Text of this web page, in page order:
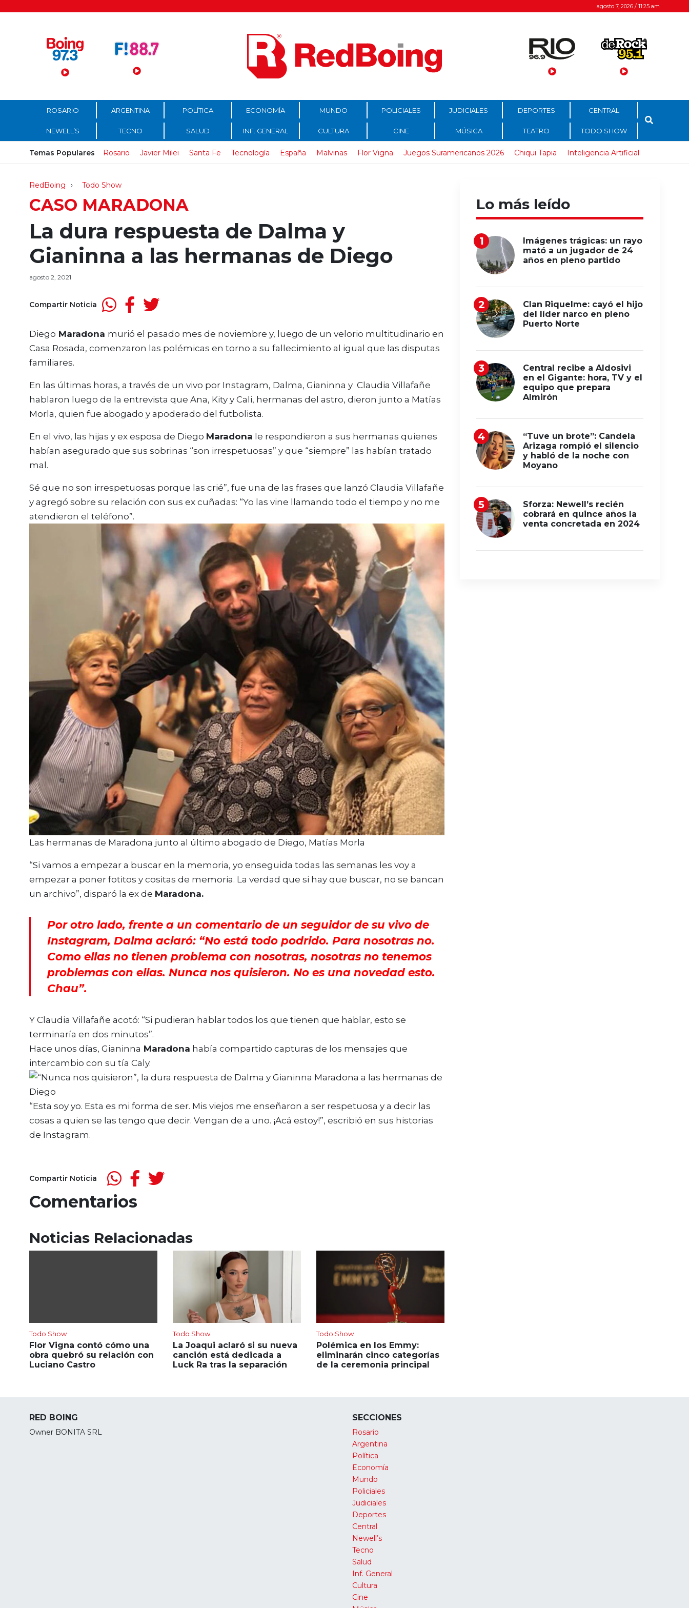
Menú Principal agosto 7, 2026 / 11:25 am
ROSARIO ARGENTINA POLÍTICA ECONOMÍA MUNDO POLICIALES JUDICIALES DEPORTES CENTRAL
NEWELL’S TECNO SALUD INF. GENERAL CULTURA CINE MÚSICA TEATRO TODO SHOW
Temas Populares Rosario Javier Milei Santa Fe Tecnología España Malvinas Flor Vigna Juegos Suramericanos 2026 Chiqui Tapia Inteligencia Artificial
RedBoing Todo Show
CASO MARADONA
La dura respuesta de Dalma y
Gianinna a las hermanas de Diego
agosto 2, 2021
Compartir Noticia
Diego Maradona murió el pasado mes de noviembre y, luego de un velorio multitudinario en
Casa Rosada, comenzaron las polémicas en torno a su fallecimiento al igual que las disputas
familiares.
En las últimas horas, a través de un vivo por Instagram, Dalma, Gianinna y Claudia Villafañe
hablaron luego de la entrevista que Ana, Kity y Cali, hermanas del astro, dieron junto a Matías
Morla, quien fue abogado y apoderado del futbolista.
En el vivo, las hijas y ex esposa de Diego Maradona le respondieron a sus hermanas quienes
habían asegurado que sus sobrinas “son irrespetuosas” y que “siempre” las habían tratado
mal.
Sé que no son irrespetuosas porque las crié”, fue una de las frases que lanzó Claudia Villafañe
y agregó sobre su relación con sus ex cuñadas: “Yo las vine llamando todo el tiempo y no me
atendieron el teléfono”.
Las hermanas de Maradona junto al último abogado de Diego, Matías Morla
“Si vamos a empezar a buscar en la memoria, yo enseguida todas las semanas les voy a
empezar a poner fotitos y cositas de memoria. La verdad que si hay que buscar, no se bancan
un archivo”, disparó la ex de Maradona.
Por otro lado, frente a un comentario de un seguidor de su vivo de
Instagram, Dalma aclaró: “No está todo podrido. Para nosotras no.
Como ellas no tienen problema con nosotras, nosotras no tenemos
problemas con ellas. Nunca nos quisieron. No es una novedad esto.
Chau”.
Y Claudia Villafañe acotó: “Si pudieran hablar todos los que tienen que hablar, esto se
terminaría en dos minutos”.
Hace unos días, Gianinna Maradona había compartido capturas de los mensajes que
intercambio con su tía Caly.
“Esta soy yo. Esta es mi forma de ser. Mis viejos me enseñaron a ser respetuosa y a decir las
cosas a quien se las tengo que decir. Vengan de a uno. ¡Acá estoy!”, escribió en sus historias
de Instagram.
Compartir Noticia
Comentarios
Noticias Relacionadas
Todo Show
Flor Vigna contó cómo una
obra quebró su relación con
Luciano Castro
Todo Show
La Joaqui aclaró si su nueva
canción está dedicada a
Luck Ra tras la separación
Todo Show
Polémica en los Emmy:
eliminarán cinco categorías
de la ceremonia principal
Lo más leído
Imágenes trágicas: un rayo
mató a un jugador de 24
años en pleno partido
Clan Riquelme: cayó el hijo
del líder narco en pleno
Puerto Norte
Central recibe a Aldosivi
en el Gigante: hora, TV y el
equipo que prepara
Almirón
“Tuve un brote”: Candela
Arizaga rompió el silencio
y habló de la noche con
Moyano
Sforza: Newell’s recién
cobrará en quince años la
venta concretada en 2024
RED BOING
Owner BONITA SRL
SECCIONES
Rosario
Argentina
Política
Economía
Mundo
Policiales
Judiciales
Deportes
Central
Newell’s
Tecno
Salud
Inf. General
Cultura
Cine